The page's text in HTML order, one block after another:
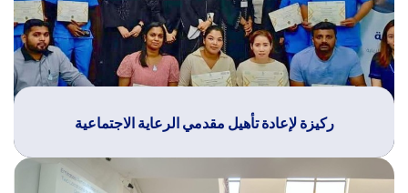
ركيزة لإعادة تأهيل مقدمي الرعاية الاجتماعية